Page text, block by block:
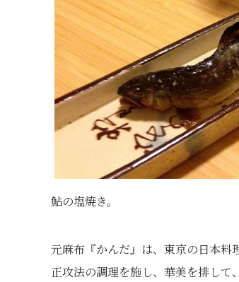
鮎の塩焼き。
元麻布『かんだ』は、東京の日本料
正攻法の調理を施し、華美を排して